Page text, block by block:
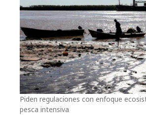
Piden regulaciones con enfoque
pesca intensiva